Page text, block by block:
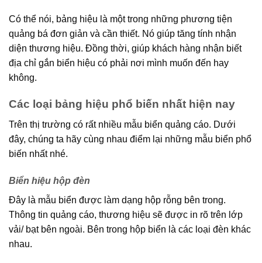
Có thể nói, bảng hiệu là một trong những phương tiện
quảng bá đơn giản và cần thiết. Nó giúp tăng tính nhận
diện thương hiệu. Đồng thời, giúp khách hàng nhận biết
địa chỉ gắn biển hiệu có phải nơi mình muốn đến hay
không.
Các loại bảng hiệu phổ biến nhất hiện nay
Trên thị trường có rất nhiều mẫu biển quảng cáo. Dưới
đây, chúng ta hãy cùng nhau điểm lại những mẫu biển phổ
biến nhất nhé.
Biển hiệu hộp đèn
Đây là mẫu biển được làm dạng hộp rỗng bên trong.
Thông tin quảng cáo, thương hiệu sẽ được in rõ trên lớp
vải/ bạt bên ngoài. Bên trong hộp biển là các loại đèn khác
nhau.